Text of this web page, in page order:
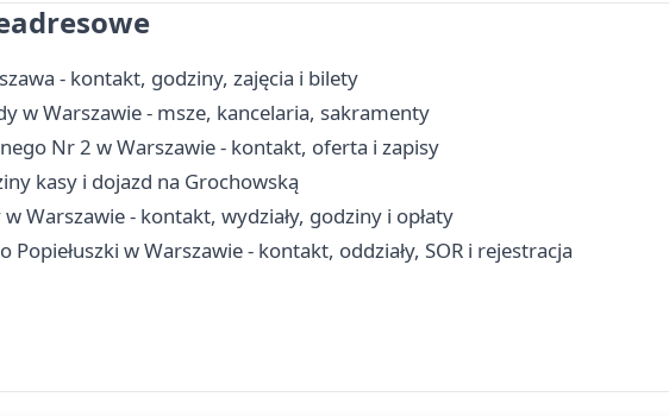
- kontakt, godziny, zajęcia i bilety
w Warszawie - msze, kancelaria, sakramenty
Nr 2 w Warszawie - kontakt, oferta i zapisy
kasy i dojazd na Grochowską
Warszawie - kontakt, wydziały, godziny i opłaty
Popiełuszki w Warszawie - kontakt, oddziały, SOR i rejestracja